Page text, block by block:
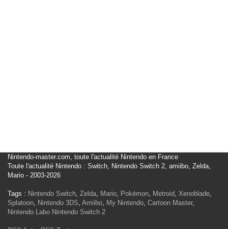
Nintendo-master.com, toute l'actualité Nintendo en France
Toute l'actualité Nintendo : Switch, Nintendo Switch 2, amiibo, Zelda,
Mario - 2003-2026
Tags : Nintendo Switch, Zelda, Mario, Pokémon, Metroid, Xenoblade,
Splatoon, Nintendo 3DS, Amiibo, My Nintendo, Cartoon Master,
Nintendo Labo Nintendo Switch 2